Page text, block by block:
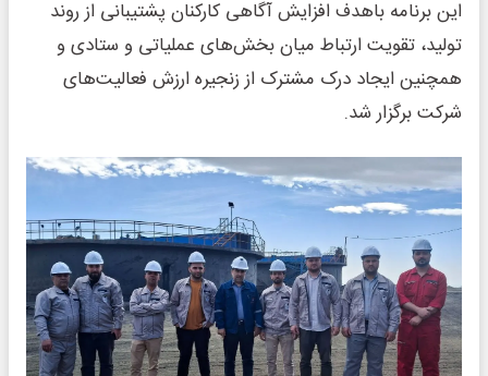
این برنامه باهدف افزایش آگاهی کارکنان پشتیبانی از روند
تولید، تقویت ارتباط میان بخش‌های عملیاتی و ستادی و
همچنین ایجاد درک مشترک از زنجیره ارزش فعالیت‌های
شرکت برگزار شد.